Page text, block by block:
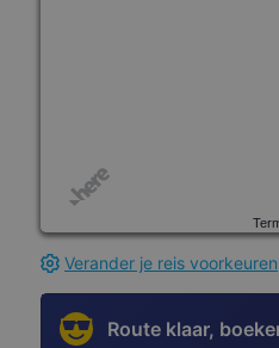
Verander je reis voorkeuren
Route klaar,